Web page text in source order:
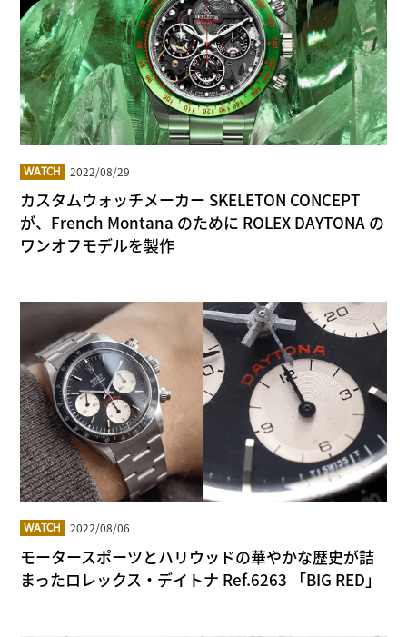
WATCH 2022/08/29
カスタムウォッチメーカー SKELETON CONCEPT
が、French Montana のために ROLEX DAYTONA の
ワンオフモデルを製作
WATCH 2022/08/06
モータースポーツとハリウッドの華やかな歴史が詰
まったロレックス・デイトナ Ref.6263 「BIG RED」